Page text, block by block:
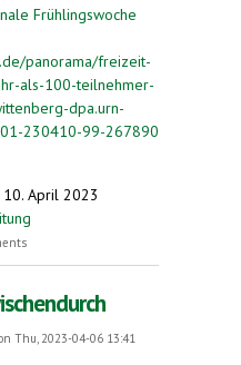
Frühlingswoche
panorama/freizeit-
als-100-teilnehmer-
dpa.urn-
230410-99-267890
10. April 2023
bei Esperanto-
Thu, 2023-04-06 13:41